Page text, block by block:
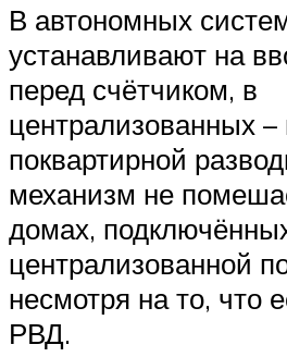
В автономных
устанавливают на
перед счётчиком, в
централизованных –
поквартирной
механизм не
домах,
централизованной
несмотря на то, что
РВД.